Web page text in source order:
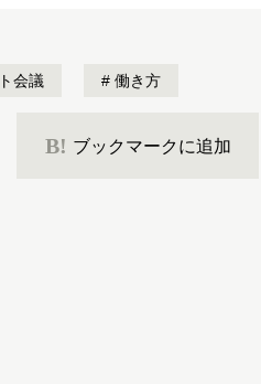
会議 働き方
B! ブックマークに追加